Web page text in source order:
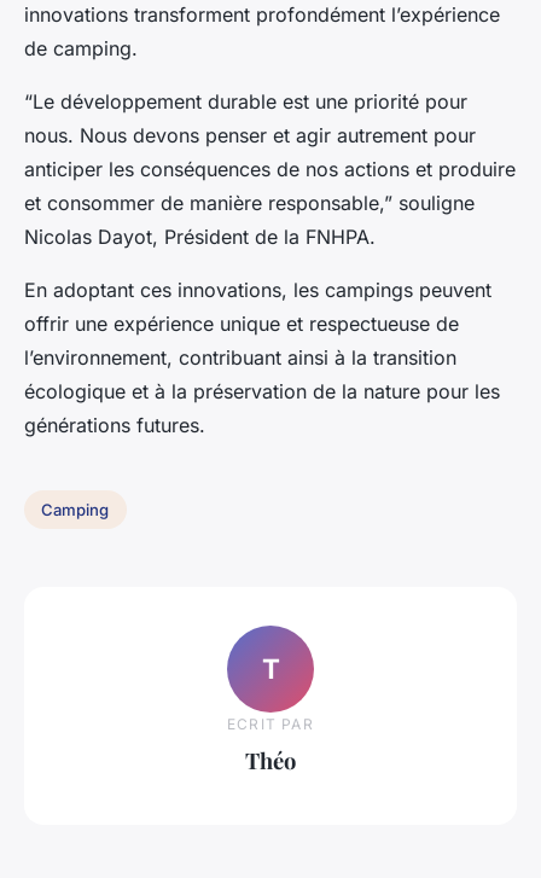
innovations transforment profondément l’expérience
de camping.
“Le développement durable est une priorité pour
nous. Nous devons penser et agir autrement pour
anticiper les conséquences de nos actions et produire
et consommer de manière responsable,” souligne
Nicolas Dayot, Président de la FNHPA.
En adoptant ces innovations, les campings peuvent
offrir une expérience unique et respectueuse de
l’environnement, contribuant ainsi à la transition
écologique et à la préservation de la nature pour les
générations futures.
Camping
T
ECRIT PAR
Théo